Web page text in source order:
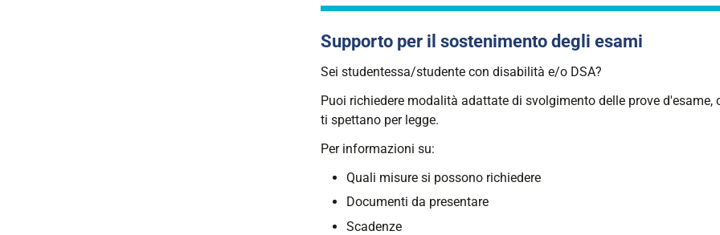
Supporto per il sostenimento degli esami
Sei studentessa/studente con disabilità e/o DSA?
Puoi richiedere modalità adattate di svolgimento delle prove
ti spettano per legge.
Per informazioni su:
Quali misure si possono richiedere
Documenti da presentare
Scadenze